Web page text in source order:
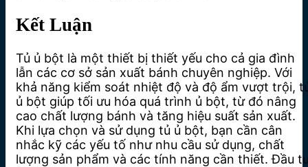
Kết Luận
Tủ ủ bột là một thiết bị thiết yếu cho cả gia đình
lẫn các cơ sở sản xuất bánh chuyên nghiệp. Với
khả năng kiểm soát nhiệt độ và độ ẩm vượt trội,
ủ bột giúp tối ưu hóa quá trình ủ bột, từ đó nâng
cao chất lượng bánh và tăng hiệu suất sản xuất.
Khi lựa chọn và sử dụng tủ ủ bột, bạn cần cân
nhắc kỹ các yếu tố như nhu cầu sử dụng, chất
lượng sản phẩm và các tính năng cần thiết. Đầu